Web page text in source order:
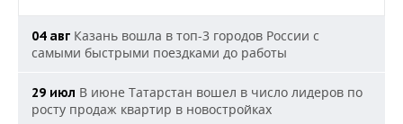
04 авг Казань вошла в топ-3 городов России с
самыми быстрыми поездками до работы
29 июл В июне Татарстан вошел в число лидеров по
росту продаж квартир в новостройках